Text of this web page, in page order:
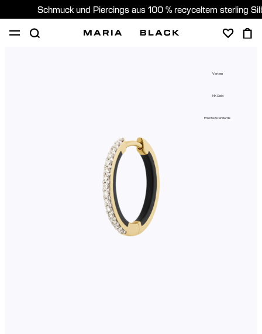
Schmuck und Piercings aus 100 % recyceltem sterling
Vertigo
14K Gold
Etische Standards